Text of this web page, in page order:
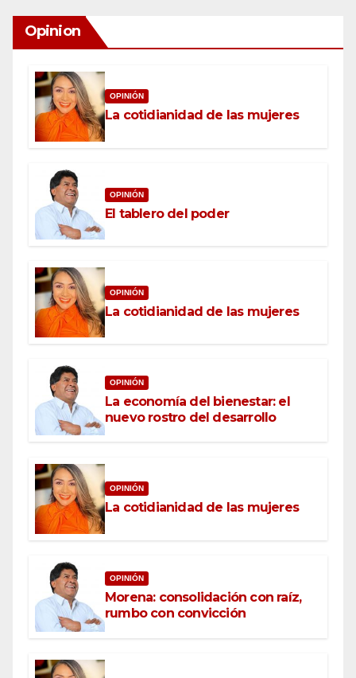
Opinion
OPINIÓN
La cotidianidad de las mujeres
OPINIÓN
El tablero del poder
OPINIÓN
La cotidianidad de las mujeres
OPINIÓN
La economía del bienestar: el
nuevo rostro del desarrollo
OPINIÓN
La cotidianidad de las mujeres
OPINIÓN
Morena: consolidación con raíz,
rumbo con convicción